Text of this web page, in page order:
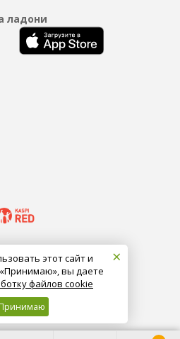
ладони
004-09-40
×
этот сайт и
вы даете
файлов cookie
Принимаю